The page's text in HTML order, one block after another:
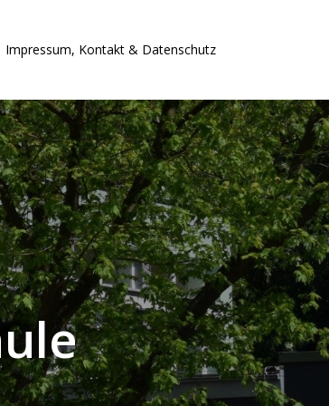
Impressum, Kontakt & Datenschutz